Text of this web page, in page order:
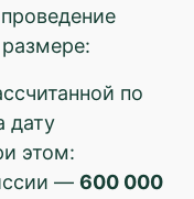
по
дату
этом:
— 600 000